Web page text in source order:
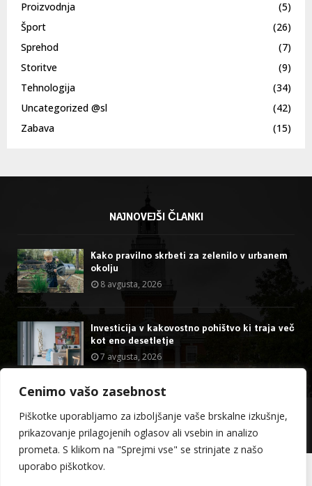
Cenimo vašo zasebnost
Piškotke uporabljamo za izboljšanje vaše brskalne izkušnje,
prikazovanje prilagojenih oglasov ali vsebin in analizo
prometa. S klikom na "Sprejmi vse" se strinjate z našo
uporabo piškotkov.
Proizvodnja
(5)
Šport
(26)
Sprehod
(7)
Storitve
(9)
Tehnologija
(34)
Uncategorized @sl
(42)
Zabava
(15)
NAJNOVEJŠI ČLANKI
Kako pravilno skrbeti za zelenilo v urbanem
okolju
8 avgusta, 2026
Investicija v kakovostno pohištvo ki traja več
kot eno desetletje
7 avgusta, 2026
@2023 - stormdragon.us. All Right Reserved.
O meni Kontakt